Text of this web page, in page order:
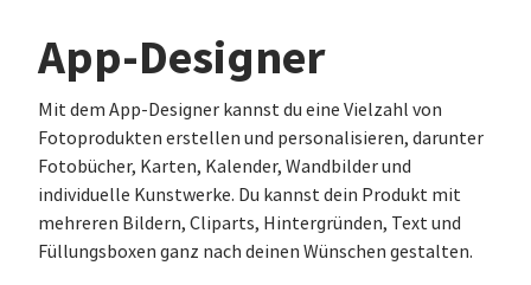
App-Designer
Mit dem App-Designer kannst du eine Vielzahl von
Fotoprodukten erstellen und personalisieren, darunter
Fotobücher, Karten, Kalender, Wandbilder und
individuelle Kunstwerke. Du kannst dein Produkt mit
mehreren Bildern, Cliparts, Hintergründen, Text und
Füllungsboxen ganz nach deinen Wünschen gestalten.